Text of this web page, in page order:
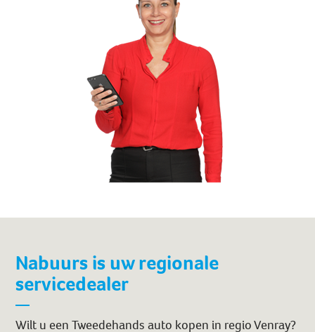
Nabuurs is uw regionale
servicedealer
Wilt u een Tweedehands auto kopen in regio Venray?